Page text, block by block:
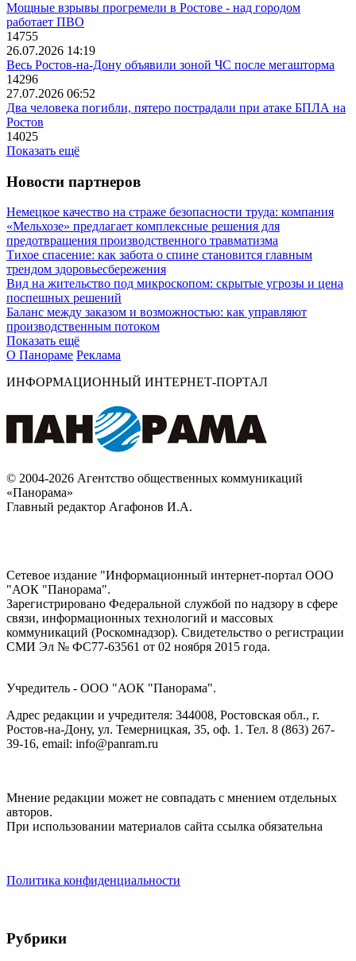
Мощные взрывы прогремели в Ростове - над городом
работает ПВО
14755
26.07.2026 14:19
Весь Ростов-на-Дону объявили зоной ЧС после мегашторма
14296
27.07.2026 06:52
Два человека погибли, пятеро пострадали при атаке БПЛА на
Ростов
14025
Показать ещё
Новости партнеров
Немецкое качество на страже безопасности труда: компания
«Мельхозе» предлагает комплексные решения для
предотвращения производственного травматизма
Тихое спасение: как забота о спине становится главным
трендом здоровьесбережения
Вид на жительство под микроскопом: скрытые угрозы и цена
поспешных решений
Баланс между заказом и возможностью: как управляют
производственным потоком
Показать ещё
О Панораме Реклама
ИНФОРМАЦИОННЫЙ ИНТЕРНЕТ-ПОРТАЛ
© 2004-2026 Агентство общественных коммуникаций
«Панорама»
Главный редактор Агафонов И.А.
Сетевое издание "Информационный интернет-портал ООО
"АОК "Панорама".
Зарегистрировано Федеральной службой по надзору в сфере
связи, информационных технологий и массовых
коммуникаций (Роскомнадзор). Cвидетельство о регистрации
СМИ Эл № ФС77-63561 от 02 ноября 2015 года.
Учредитель - ООО "АОК "Панорама".
Адрес редакции и учредителя: 344008, Ростовская обл., г.
Ростов-на-Дону, ул. Темерницкая, 35, оф. 1. Тел. 8 (863) 267-
39-16, email: info@panram.ru
Мнение редакции может не совпадать с мнением отдельных
авторов.
При использовании материалов сайта ссылка обязательна
Политика конфиденциальности
Рубрики